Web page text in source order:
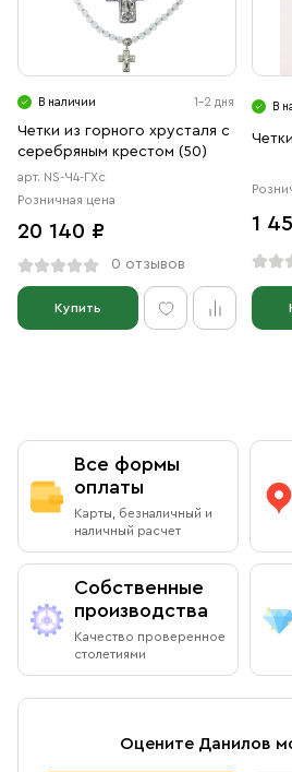
В наличии 1-2 дня
Четки из горного хрусталя с
серебряным крестом (50)
арт. NS-Ч4-ГХс
Розничная цена
20 140 ₽
0 отзывов
Купить
В
1
Все формы
оплаты
Карты, безналичный и
наличный расчет
Собственные
производства
Качество проверенное
столетиями
Оцените Данилов